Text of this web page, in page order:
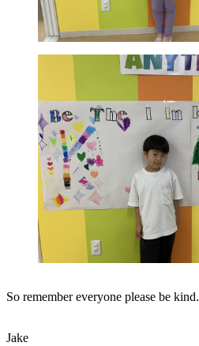
So remember everyone please be kind.
Jake